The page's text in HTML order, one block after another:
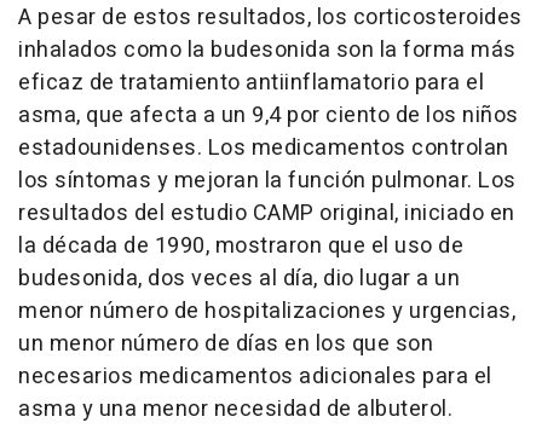
A pesar de estos resultados, los corticosteroides
inhalados como la budesonida son la forma más
eficaz de tratamiento antiinflamatorio para el
asma, que afecta a un 9,4 por ciento de los niños
estadounidenses. Los medicamentos controlan
los síntomas y mejoran la función pulmonar. Los
resultados del estudio CAMP original, iniciado en
la década de 1990, mostraron que el uso de
budesonida, dos veces al día, dio lugar a un
menor número de hospitalizaciones y urgencias,
un menor número de días en los que son
necesarios medicamentos adicionales para el
asma y una menor necesidad de albuterol.